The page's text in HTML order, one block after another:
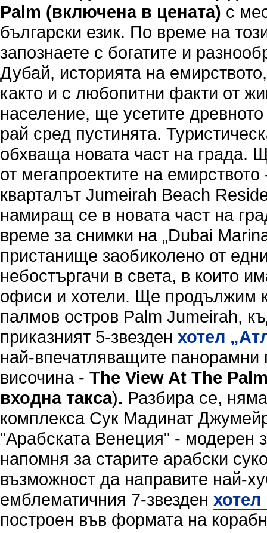
Palm (включена в цената) с
български език. По време на
запознаете с богатите и
Дубай, историята на
както и с любопитни факти от
население, ще усетите
рай сред пустинята.
обхваща новата част на града.
от мегапроектите на емирството
кварталът Jumeirah Beach
намиращ се в новата част на
време за снимки на „Dubai
пристанище заобиколено от
небостъргачи в света, в които
офиси и хотели. Ще продължим
палмов остров Palm Jumeirah,
приказният 5-звезден хотел
най-впечатляващите
височина - The View At The
входна такса). Разбира се,
комплекса Сук Мадинат
"Арабската Венеция" - модерен
напомня за старите арабски
възможност да направите най-
емблематичния 7-звезден
построен във формата на